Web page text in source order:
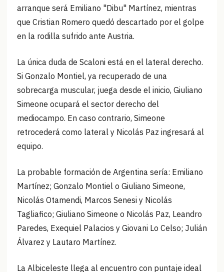
arranque será Emiliano "Dibu" Martínez, mientras
que Cristian Romero quedó descartado por el golpe
en la rodilla sufrido ante Austria.
La única duda de Scaloni está en el lateral derecho.
Si Gonzalo Montiel, ya recuperado de una
sobrecarga muscular, juega desde el inicio, Giuliano
Simeone ocupará el sector derecho del
mediocampo. En caso contrario, Simeone
retrocederá como lateral y Nicolás Paz ingresará al
equipo.
La probable formación de Argentina sería: Emiliano
Martínez; Gonzalo Montiel o Giuliano Simeone,
Nicolás Otamendi, Marcos Senesi y Nicolás
Tagliafico; Giuliano Simeone o Nicolás Paz, Leandro
Paredes, Exequiel Palacios y Giovani Lo Celso; Julián
Álvarez y Lautaro Martínez.
La Albiceleste llega al encuentro con puntaje ideal